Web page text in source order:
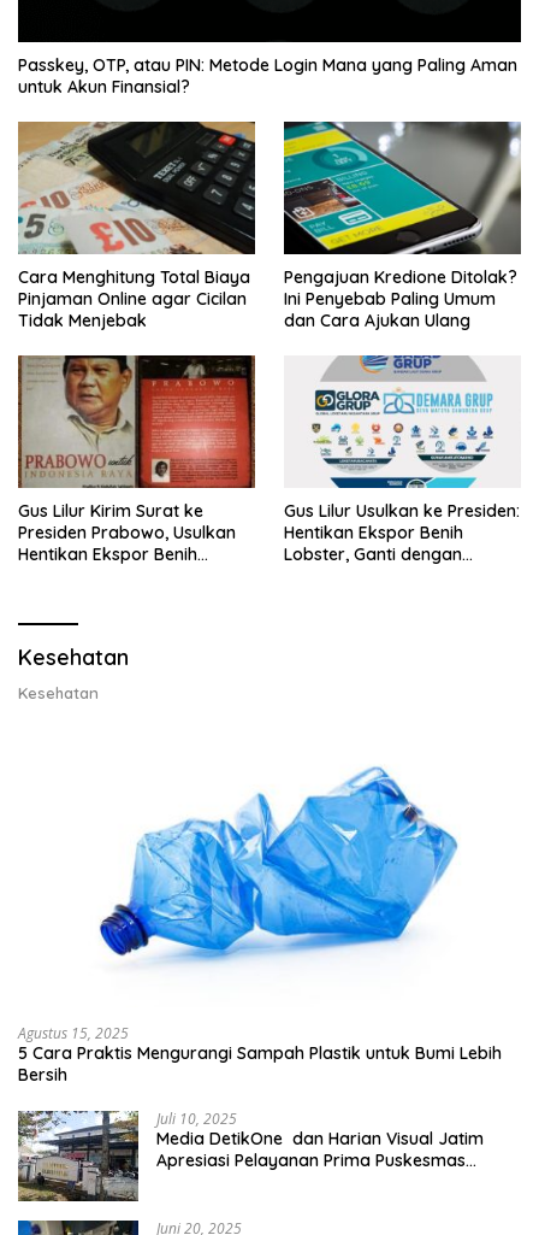
Passkey, OTP, atau PIN: Metode Login Mana yang Paling Aman
untuk Akun Finansial?
Cara Menghitung Total Biaya
Pinjaman Online agar Cicilan
Tidak Menjebak
Pengajuan Kredione Ditolak?
Ini Penyebab Paling Umum
dan Cara Ajukan Ulang
Gus Lilur Kirim Surat ke
Presiden Prabowo, Usulkan
Hentikan Ekspor Benih
Gus Lilur Usulkan ke Presiden:
Hentikan Ekspor Benih
Lobster, Ganti dengan
Kesehatan
Kesehatan
Agustus 15, 2025
5 Cara Praktis Mengurangi Sampah Plastik untuk Bumi Lebih
Bersih
Juli 10, 2025
Media DetikOne dan Harian Visual Jatim
Apresiasi Pelayanan Prima Puskesmas
Juni 20, 2025